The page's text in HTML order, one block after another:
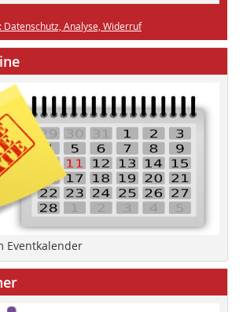
Datenschutz, Analyse, Widerruf
Eventkalender